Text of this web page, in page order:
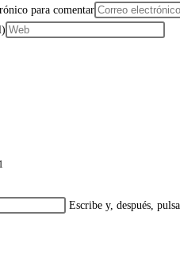
para comentar
Escribe y, después,